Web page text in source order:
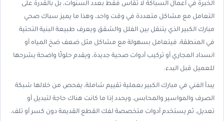
الخبرة في أعمال السباكة لا تقاس فقط بعدد السنوات، بل بالقدرة على
التعامل مع مشاكل متعددة في وقت واحد، وهذا ما يميز سباك صحي
مبارك الكبير الذي يتنقل بين الفلل والشقق ويعرف طبيعة البنية التحتية
في المنطقة، فيتعامل بسهولة مع مشاكل مثل ضعف ضخ المياه أو
انسداد المجاري أو تركيب أدوات صحية جديدة، ويقدم حلولًا واضحة يشرحها
للعميل قبل البدء.
يبدأ الفني في مبارك الكبير بعملية تقييم شاملة، يفحص من خلالها شبكة
الصرف والمواسير والمحابس، ويحدد إذا ما كانت هناك حاجة لتبديل أو
تعديل، ثم يستخدم أدوات متخصصة لفك القطع القديمة دون كسر أو تلف،